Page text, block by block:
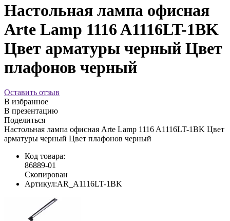
Настольная лампа офисная
Arte Lamp 1116 A1116LT-1BK
Цвет арматуры черный Цвет
плафонов черный
Оставить отзыв
В избранное
В презентацию
Поделиться
Настольная лампа офисная Arte Lamp 1116 A1116LT-1BK Цвет
арматуры черный Цвет плафонов черный
Код товара:
86889-01
Скопирован
Артикул:AR_A1116LT-1BK